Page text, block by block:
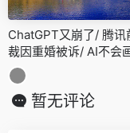
ChatGPT又崩了/ 腾讯
裁因重婚被诉/ AI不会
柄…今日更多新鲜事在此
暂无评论